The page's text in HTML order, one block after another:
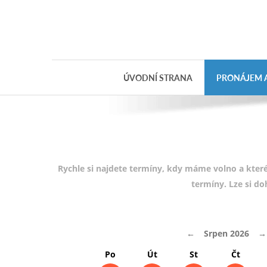
ÚVODNÍ STRANA PRONÁJEM
Rychle si najdete termíny, kdy máme volno a
termíny. Lze si
← Srpen 2026
→
Po
Út St Čt
poukazu